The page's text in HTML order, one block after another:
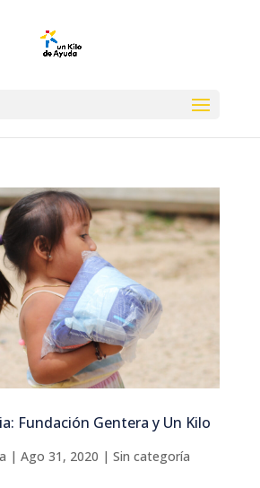
Fundación Gentera y Un Kilo
| Ago 31, 2020 | Sin categoría